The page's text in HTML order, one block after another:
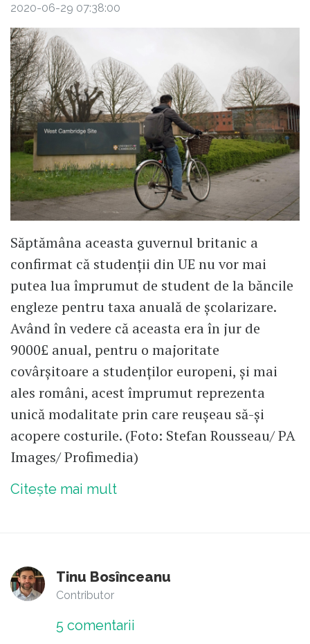
2020-06-29 07:38:00
Săptămâna aceasta guvernul britanic a
confirmat că studenții din UE nu vor mai
putea lua împrumut de student de la băncile
engleze pentru taxa anuală de școlarizare.
Având în vedere că aceasta era în jur de
9000£ anual, pentru o majoritate
covârșitoare a studenților europeni, și mai
ales români, acest împrumut reprezenta
unică modalitate prin care reușeau să-și
acopere costurile. (Foto: Stefan Rousseau/ PA
Images/ Profimedia)
Citește mai mult
Tinu Bosînceanu
Contributor
5 comentarii